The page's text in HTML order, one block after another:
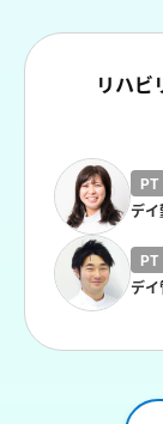
リハビ
PT
デイ
PT
デイ